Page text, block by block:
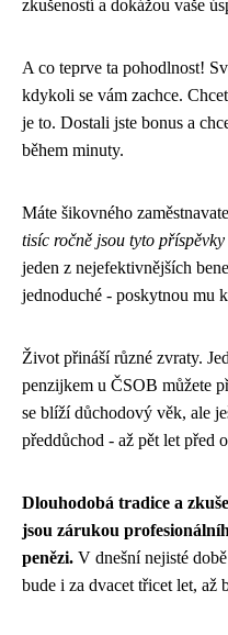
zkušeností a dokážou vaše
A co teprve ta pohodlnost!
kdykoli se vám zachce.
je to. Dostali jste bonus a
během minuty.
Máte šikovného
tisíc ročně jsou tyto
jeden z nejefektivnějších
jednoduché - poskytnou mu
Život přináší různé zvraty.
penzijkem u ČSOB můžete
se blíží důchodový věk, ale
předdůchod - až pět let před
Dlouhodobá tradice a
jsou zárukou
penězi. V dnešní nejisté
bude i za dvacet třicet let, až